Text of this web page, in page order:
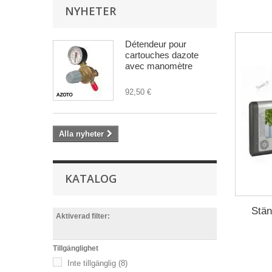
NYHETER
Détendeur pour
cartouches dazote
avec manomètre
92,50 €
Alla nyheter
KATALOG
Aktiverad filter:
Tillgänglighet
Inte tillgänglig (8)